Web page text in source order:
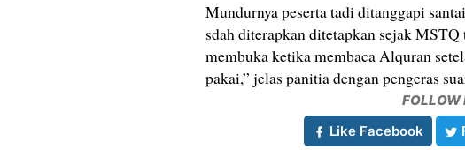
Mundurnya peserta tadi ditanggapi
sdah diterapkan ditetapkan sejak
membuka ketika membaca Alquran
pakai,” jelas panitia dengan pengeras
FOLLOW
Like Facebook